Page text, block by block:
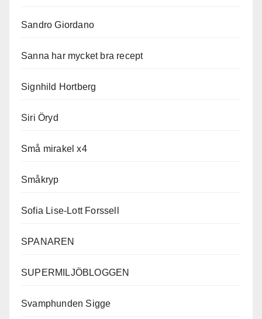
Sandro Giordano
Sanna har mycket bra recept
Signhild Hortberg
Siri Öryd
Små mirakel x4
Småkryp
Sofia Lise-Lott Forssell
SPANAREN
SUPERMILJÖBLOGGEN
Svamphunden Sigge